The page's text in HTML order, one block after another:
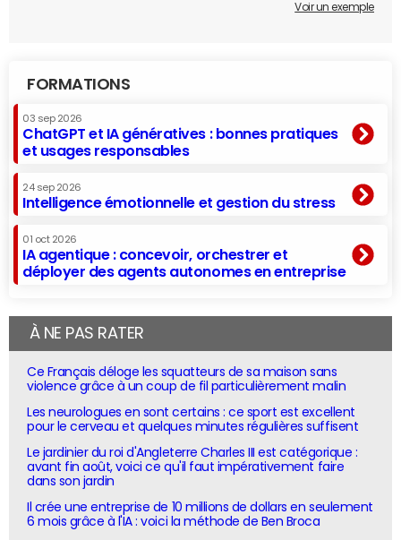
Voir un exemple
FORMATIONS
03 sep 2026
ChatGPT et IA génératives : bonnes pratiques
et usages responsables
24 sep 2026
Intelligence émotionnelle et gestion du stress
01 oct 2026
IA agentique : concevoir, orchestrer et
déployer des agents autonomes en entreprise
À NE PAS RATER
Ce Français déloge les squatteurs de sa maison sans
violence grâce à un coup de fil particulièrement malin
Les neurologues en sont certains : ce sport est excellent
pour le cerveau et quelques minutes régulières suffisent
Le jardinier du roi d'Angleterre Charles III est catégorique :
avant fin août, voici ce qu'il faut impérativement faire
dans son jardin
Il crée une entreprise de 10 millions de dollars en seulement
6 mois grâce à l'IA : voici la méthode de Ben Broca